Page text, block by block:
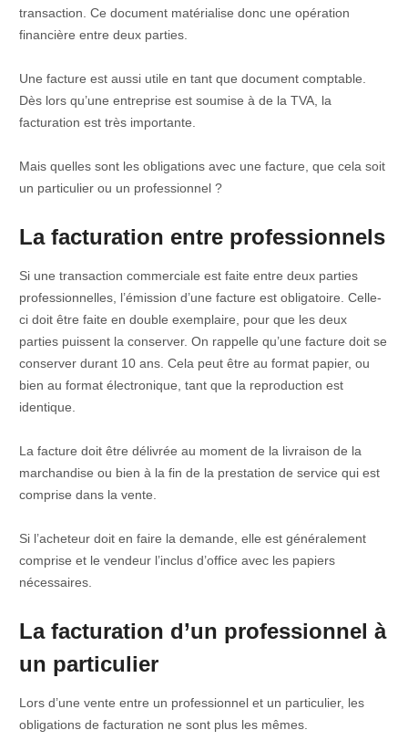
transaction. Ce document matérialise donc une opération
financière entre deux parties.
Une facture est aussi utile en tant que document comptable.
Dès lors qu’une entreprise est soumise à de la TVA, la
facturation est très importante.
Mais quelles sont les obligations avec une facture, que cela soit
un particulier ou un professionnel ?
La facturation entre professionnels
Si une transaction commerciale est faite entre deux parties
professionnelles, l’émission d’une facture est obligatoire. Celle-
ci doit être faite en double exemplaire, pour que les deux
parties puissent la conserver. On rappelle qu’une facture doit se
conserver durant 10 ans. Cela peut être au format papier, ou
bien au format électronique, tant que la reproduction est
identique.
La facture doit être délivrée au moment de la livraison de la
marchandise ou bien à la fin de la prestation de service qui est
comprise dans la vente.
Si l’acheteur doit en faire la demande, elle est généralement
comprise et le vendeur l’inclus d’office avec les papiers
nécessaires.
La facturation d’un professionnel à
un particulier
Lors d’une vente entre un professionnel et un particulier, les
obligations de facturation ne sont plus les mêmes.